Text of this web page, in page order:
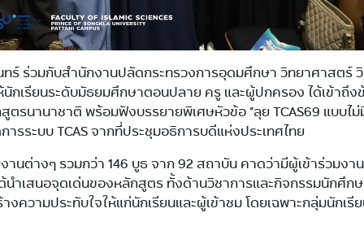
ร์ ร่วมกับสำนักงานปลัดกระทรวงการอุดมศึกษา วิทยาศาสตร์
นักเรียนระดับมัธยมศึกษาตอนปลาย ครู และผู้ปกครอง ได้เข้าถึง
รนานาชาติ พร้อมฟังบรรยายพิเศษหัวข้อ “ลุย TCAS69 แบบไม่
ระบบ TCAS จากที่ประชุมอธิการบดีแห่งประเทศไทย
นต่างๆ รวมกว่า 146 บูธ จาก 92 สถาบัน คาดว่ามีผู้เข้าร่วมงา
ำเสนอจุดเด่นของหลักสูตร ทั้งด้านวิชาการและกิจกรรมนักศึก
วามประทับใจให้แก่นักเรียนและผู้เข้าชม โดยเฉพาะกลุ่มนักเรี